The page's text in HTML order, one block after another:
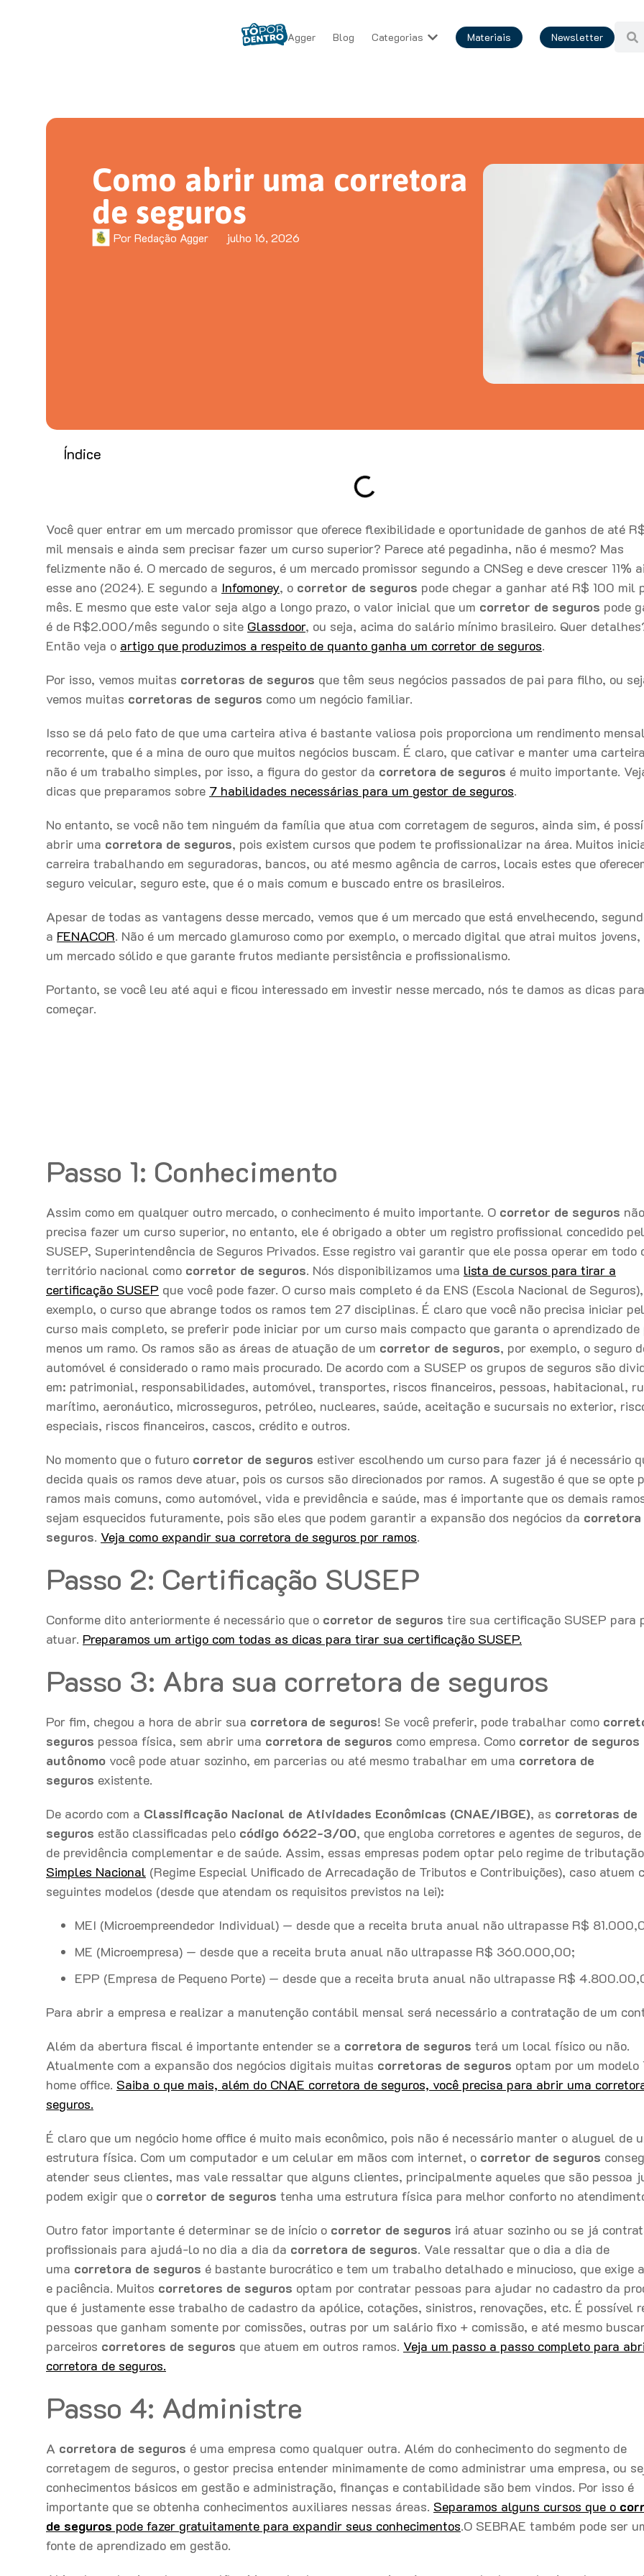
Agger Blog Categorias Materiais Newsletter
Como abrir uma corretora
de seguros
PorRedação Agger julho 16, 2026
Índice
Você quer entrar em um mercado promissor que oferece flexibilidade e oportunidade de ganhos de até
mil mensais e ainda sem precisar fazer um curso superior? Parece até pegadinha, não é mesmo? Mas
felizmente não é. O mercado de seguros, é um mercado promissor segundo a CNSeg e deve crescer 11%
esse ano (2024). E segundo a Infomoney, o corretor de seguros pode chegar a ganhar até R$ 100 mil
mês. E mesmo que este valor seja algo a longo prazo, o valor inicial que um corretor de seguros pode
é de R$2.000/mês segundo o site Glassdoor, ou seja, acima do salário mínimo brasileiro. Quer
Então veja o artigo que produzimos a respeito de quanto ganha um corretor de seguros.
Por isso, vemos muitas corretoras de seguros que têm seus negócios passados de pai para filho, ou
vemos muitas corretoras de seguros como um negócio familiar.
Isso se dá pelo fato de que uma carteira ativa é bastante valiosa pois proporciona um rendimento
recorrente, que é a mina de ouro que muitos negócios buscam. É claro, que cativar e manter uma
não é um trabalho simples, por isso, a figura do gestor da corretora de seguros é muito importante.
dicas que preparamos sobre 7 habilidades necessárias para um gestor de seguros.
No entanto, se você não tem ninguém da família que atua com corretagem de seguros, ainda sim, é
abrir uma corretora de seguros, pois existem cursos que podem te profissionalizar na área. Muitos
carreira trabalhando em seguradoras, bancos, ou até mesmo agência de carros, locais estes que
seguro veicular, seguro este, que é o mais comum e buscado entre os brasileiros.
Apesar de todas as vantagens desse mercado, vemos que é um mercado que está envelhecendo,
a FENACOR. Não é um mercado glamuroso como por exemplo, o mercado digital que atrai muitos jovens,
um mercado sólido e que garante frutos mediante persistência e profissionalismo.
Portanto, se você leu até aqui e ficou interessado em investir nesse mercado, nós te damos as dicas para
começar.
Passo 1: Conhecimento
Assim como em qualquer outro mercado, o conhecimento é muito importante. O corretor de seguros não
precisa fazer um curso superior, no entanto, ele é obrigado a obter um registro profissional concedido
SUSEP, Superintendência de Seguros Privados. Esse registro vai garantir que ele possa operar em todo
território nacional como corretor de seguros. Nós disponibilizamos uma lista de cursos para tirar a
certificação SUSEP que você pode fazer. O curso mais completo é da ENS (Escola Nacional de
exemplo, o curso que abrange todos os ramos tem 27 disciplinas. É claro que você não precisa iniciar
curso mais completo, se preferir pode iniciar por um curso mais compacto que garanta o aprendizado de
menos um ramo. Os ramos são as áreas de atuação de um corretor de seguros, por exemplo, o seguro
automóvel é considerado o ramo mais procurado. De acordo com a SUSEP os grupos de seguros são
em: patrimonial, responsabilidades, automóvel, transportes, riscos financeiros, pessoas, habitacional,
marítimo, aeronáutico, microsseguros, petróleo, nucleares, saúde, aceitação e sucursais no exterior,
especiais, riscos financeiros, cascos, crédito e outros.
No momento que o futuro corretor de seguros estiver escolhendo um curso para fazer já é necessário
decida quais os ramos deve atuar, pois os cursos são direcionados por ramos. A sugestão é que se opte
ramos mais comuns, como automóvel, vida e previdência e saúde, mas é importante que os demais
sejam esquecidos futuramente, pois são eles que podem garantir a expansão dos negócios da corretora
seguros. Veja como expandir sua corretora de seguros por ramos.
Passo 2: Certificação SUSEP
Conforme dito anteriormente é necessário que o corretor de seguros tire sua certificação SUSEP para
atuar. Preparamos um artigo com todas as dicas para tirar sua certificação SUSEP.
Passo 3: Abra sua corretora de seguros
Por fim, chegou a hora de abrir sua corretora de seguros! Se você preferir, pode trabalhar como
seguros pessoa física, sem abrir uma corretora de seguros como empresa. Como corretor de seguros
autônomo você pode atuar sozinho, em parcerias ou até mesmo trabalhar em uma corretora de
seguros existente.
De acordo com a Classificação Nacional de Atividades Econômicas (CNAE/IBGE), as corretoras de
seguros estão classificadas pelo código 6622-3/00, que engloba corretores e agentes de seguros,
de previdência complementar e de saúde. Assim, essas empresas podem optar pelo regime de tributação
Simples Nacional (Regime Especial Unificado de Arrecadação de Tributos e Contribuições), caso atuem
seguintes modelos (desde que atendam os requisitos previstos na lei):
MEI (Microempreendedor Individual) — desde que a receita bruta anual não ultrapasse R$
ME (Microempresa) — desde que a receita bruta anual não ultrapasse R$ 360.000,00;
EPP (Empresa de Pequeno Porte) — desde que a receita bruta anual não ultrapasse R$
Para abrir a empresa e realizar a manutenção contábil mensal será necessário a contratação de um
Além da abertura fiscal é importante entender se a corretora de seguros terá um local físico ou não.
Atualmente com a expansão dos negócios digitais muitas corretoras de seguros optam por um modelo
home office. Saiba o que mais, além do CNAE corretora de seguros, você precisa para abrir uma
seguros.
É claro que um negócio home office é muito mais econômico, pois não é necessário manter o aluguel de
estrutura física. Com um computador e um celular em mãos com internet, o corretor de seguros
atender seus clientes, mas vale ressaltar que alguns clientes, principalmente aqueles que são pessoa
podem exigir que o corretor de seguros tenha uma estrutura física para melhor conforto no
Outro fator importante é determinar se de início o corretor de seguros irá atuar sozinho ou se já
profissionais para ajudá-lo no dia a dia da corretora de seguros. Vale ressaltar que o dia a dia de
uma corretora de seguros é bastante burocrático e tem um trabalho detalhado e minucioso, que exige
e paciência. Muitos corretores de seguros optam por contratar pessoas para ajudar no cadastro da
que é justamente esse trabalho de cadastro da apólice, cotações, sinistros, renovações, etc. É possível
pessoas que ganham somente por comissões, outras por um salário fixo + comissão, e até mesmo
parceiros corretores de seguros que atuem em outros ramos. Veja um passo a passo completo para
corretora de seguros.
Passo 4: Administre
A corretora de seguros é uma empresa como qualquer outra. Além do conhecimento do segmento de
corretagem de seguros, o gestor precisa entender minimamente de como administrar uma empresa, ou
conhecimentos básicos em gestão e administração, finanças e contabilidade são bem vindos. Por isso é
importante que se obtenha conhecimentos auxiliares nessas áreas. Separamos alguns cursos que o
de seguros pode fazer gratuitamente para expandir seus conhecimentos.O SEBRAE também pode ser
fonte de aprendizado em gestão.